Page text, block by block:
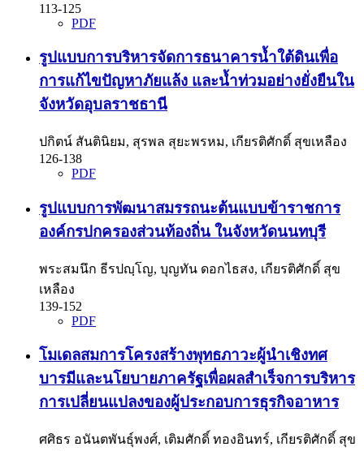
113-125
PDF
รูปแบบการบริหารจัดการธนาคารน้ำใต้ดินเพื่อ
การแก้ไขปัญหาภัยแล้ง และน้ำท่วมอย่างยั่งยืนใน
จังหวัดอุบลราชธานี
ปกิตน์ สันตินิยม, สุรพล สุยะพรหม, เกียรติศักดิ์ สุขเหลือง
126-138
PDF
รูปแบบการพัฒนาสมรรถนะต้นแบบข้าราชการ
องค์กรปกครองส่วนท้องถิ่น ในจังหวัดนนทบุรี
พระสมนึก ธีรปญฺโญ, บุญทัน ดอกไธสง, เกียรติศักดิ์ สุข
เหลือง
139-152
PDF
โมเดลสมการโครงสร้างพุทธภาวะผู้นำเชิงทศ
บารมีและนโยบายภาครัฐเพื่อผลสำเร็จการบริหาร
การเปลี่ยนแปลงของผู้ประกอบการธุรกิจอาหาร
ศศิธร อนันตพันธุ์พงศ์, เติมศักดิ์ ทองอินทร์, เกียรติศักดิ์ สุข